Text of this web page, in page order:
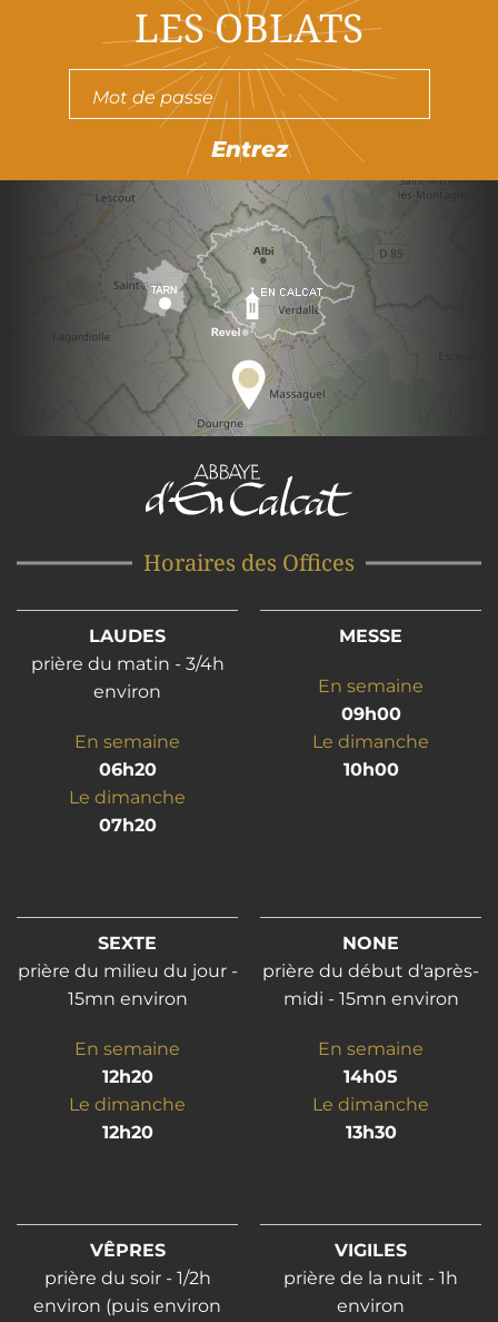
LES OBLATS
Entrez
Horaires des Offices
LAUDES
prière du matin - 3/4h
environ
En semaine
06h20
Le dimanche
07h20
MESSE
En semaine
09h00
Le dimanche
10h00
SEXTE
prière du milieu du jour -
15mn environ
En semaine
12h20
Le dimanche
12h20
NONE
prière du début d'après-
midi - 15mn environ
En semaine
14h05
Le dimanche
13h30
VÊPRES
prière du soir - 1/2h
environ (puis environ
VIGILES
prière de la nuit - 1h
environ